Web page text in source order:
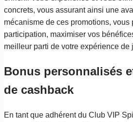
concrets, vous assurant ainsi une
mécanisme de ces promotions, vous
participation, maximiser vos
meilleur parti de votre expérience de
Bonus personnalisés
de cashback
En tant que adhérent du Club VIP